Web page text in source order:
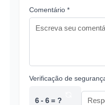
Comentário *
Verificação de
6 - 6 = ?